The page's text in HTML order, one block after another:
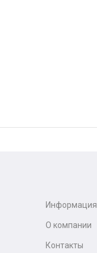
Информация
О компании
Контакты